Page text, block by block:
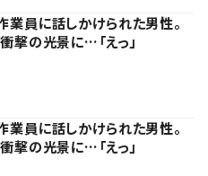
員に話しかけられた男性。
撃の光景に…「えっ」
員に話しかけられた男性。
撃の光景に…「えっ」